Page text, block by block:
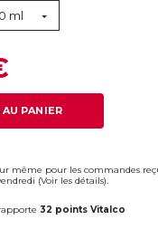
ml
PANIER
même pour les commandes
(Voir les détails).
32 points Vitalco